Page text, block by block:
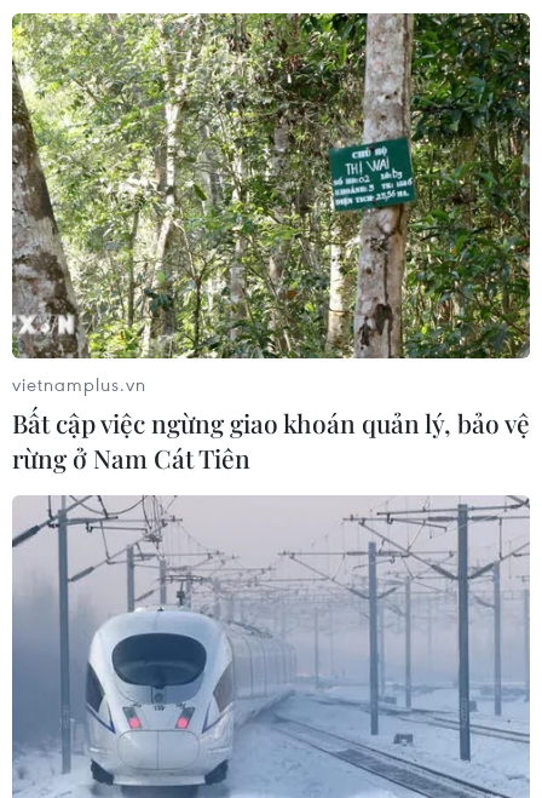
vietnamplus.vn
Bất cập việc ngừng giao khoán quản lý, bảo vệ
rừng ở Nam Cát Tiên